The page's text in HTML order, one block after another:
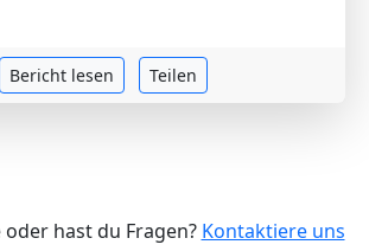
Bericht lesen Teilen
oder hast du Fragen? Kontaktiere uns